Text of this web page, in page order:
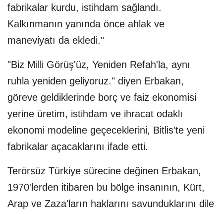
fabrikalar kurdu, istihdam sağlandı.
Kalkınmanın yanında önce ahlak ve
maneviyatı da ekledi."
"Biz Milli Görüş'üz, Yeniden Refah'la, aynı
ruhla yeniden geliyoruz." diyen Erbakan,
göreve geldiklerinde borç ve faiz ekonomisi
yerine üretim, istihdam ve ihracat odaklı
ekonomi modeline geçeceklerini, Bitlis'te yeni
fabrikalar açacaklarını ifade etti.
Terörsüz Türkiye sürecine değinen Erbakan,
1970'lerden itibaren bu bölge insanının, Kürt,
Arap ve Zaza'ların haklarını savunduklarını dile